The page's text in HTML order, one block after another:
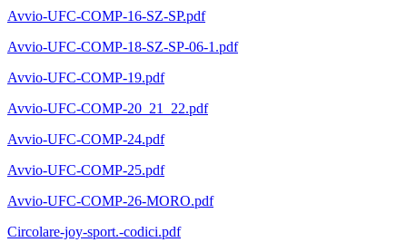
Avvio-UFC-COMP-16-SZ-SP.pdf
Avvio-UFC-COMP-18-SZ-SP-06-1.pdf
Avvio-UFC-COMP-19.pdf
Avvio-UFC-COMP-20_21_22.pdf
Avvio-UFC-COMP-24.pdf
Avvio-UFC-COMP-25.pdf
Avvio-UFC-COMP-26-MORO.pdf
Circolare-joy-sport.-codici.pdf